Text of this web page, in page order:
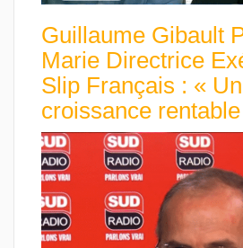
Guillaume Gibault
Marie Directrice
Slip Français : «
croissance